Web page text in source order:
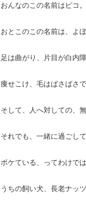
おんなのこの名前はピコ
おとこのこの名前は、よ
足は曲がり、片目が白内
痩せこけ、毛はばさばさ
そして、人へ対しての、無
それでも、一緒に過ごし
ボケている、ってわけで
うちの飼い犬、長老ナッ